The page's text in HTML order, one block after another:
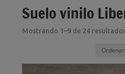
Suelo vinilo
Mostrando 1–9 de 24